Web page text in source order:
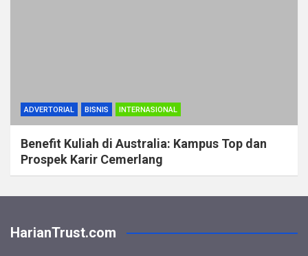
ADVERTORIAL BISNIS INTERNASIONAL
Benefit Kuliah di Australia: Kampus Top dan
Prospek Karir Cemerlang
HarianTrust.com